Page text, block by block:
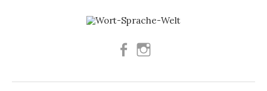
Facebook
Suchen